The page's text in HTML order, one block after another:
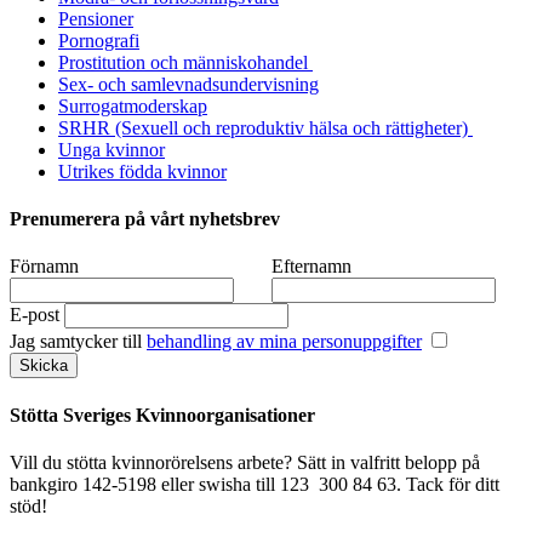
Pensioner
Pornografi
Prostitution och människohandel
Sex- och samlevnadsundervisning
Surrogatmoderskap
SRHR (Sexuell och reproduktiv hälsa och rättigheter)
Unga kvinnor
Utrikes födda kvinnor
Prenumerera på vårt nyhetsbrev
Förnamn Efternamn
E-post
Jag samtycker till behandling av mina personuppgifter
Stötta Sveriges Kvinnoorganisationer
Vill du stötta kvinnorörelsens arbete? Sätt in valfritt belopp på
bankgiro 142-5198 eller swisha till 123 300 84 63. Tack för ditt
stöd!